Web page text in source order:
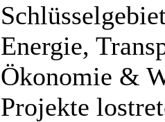
Energie,
Ökonomie &
Projekte